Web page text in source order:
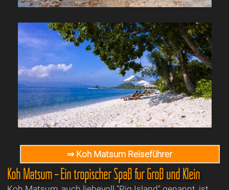
⇒ Koh Matsum Reiseführer
Koh Matsum – Ein tropischer Spaß für Groß und Klein